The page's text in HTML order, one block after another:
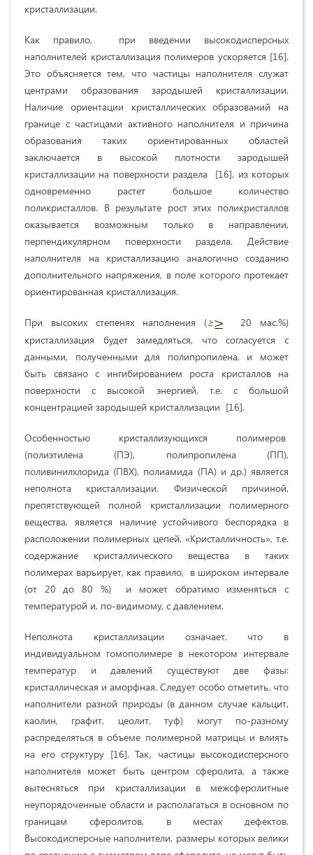
кристаллизации.
Как правило, при введении высокодисперсных
наполнителей кристаллизация полимеров ускоряется [16].
Это объясняется тем, что частицы наполнителя служат
центрами образования зародышей кристаллизации.
Наличие ориентации кристаллических образований на
границе с частицами активного наполнителя и причина
образования таких ориентированных областей
заключается в высокой плотности зародышей
кристаллизации на поверхности раздела [16], из которых
одновременно растет большое количество
поликристаллов. В результате рост этих поликристаллов
оказывается возможным только в направлении,
перпендикулярном поверхности раздела. Действие
наполнителя на кристаллизацию аналогично созданию
дополнительного напряжения, в поле которого протекает
ориентированная кристаллизация.
При высоких степенях наполнения (≥
20 мас.%)
кристаллизация будет замедляться, что согласуется с
данными, полученными для полипропилена, и может
быть связано с ингибированием роста кристаллов на
поверхности с высокой энергией, т.е. с большой
концентрацией зародышей кристаллизации [16].
Особенностью кристаллизующихся полимеров
(полиэтилена (ПЭ), полипропилена (ПП),
поливинилхлорида (ПВХ), полиамида (ПА) и др.) является
неполнота кристаллизации. Физической причиной,
препятствующей полной кристаллизации полимерного
вещества, является наличие устойчивого беспорядка в
расположении полимерных цепей. «Кристалличность», т.е.
содержание кристаллического вещества в таких
полимерах варьирует, как правило, в широком интервале
(от 20 до 80 %) и может обратимо изменяться с
температурой и, по-видимому, с давлением.
Неполнота кристаллизации означает, что в
индивидуальном гомополимере в некотором интервале
температур и давлений существуют две фазы:
кристаллическая и аморфная. Следует особо отметить, что
наполнители разной природы (в данном случае кальцит,
каолин, графит, цеолит, туф) могут по-разному
распределяться в объеме полимерной матрицы и влиять
на его структуру [16]. Так, частицы высокодисперсного
наполнителя может быть центром сферолита, а также
вытесняться при кристаллизации в межсферолитные
неупорядоченные области и располагаться в основном по
границам сферолитов, в местах дефектов.
Высокодисперсные наполнители, размеры которых велики